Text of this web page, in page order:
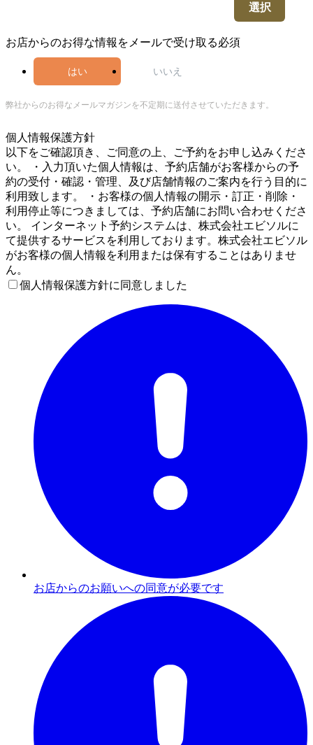
選択
お店からのお得な情報をメールで受け取る必須
はい いいえ
弊社からのお得なメールマガジンを不定期に送付させていただきます。
個人情報保護方針
以下をご確認頂き、ご同意の上、ご予約をお申し込みくださ
い。 ・入力頂いた個人情報は、予約店舗がお客様からの予
約の受付・確認・管理、及び店舗情報のご案内を行う目的に
利用致します。 ・お客様の個人情報の開示・訂正・削除・
利用停止等につきましては、予約店舗にお問い合わせくださ
い。 インターネット予約システムは、株式会社エビソルに
て提供するサービスを利用しております。株式会社エビソル
がお客様の個人情報を利用または保有することはありませ
ん。
個人情報保護方針に同意しました
お店からのお願いへの同意が必要です